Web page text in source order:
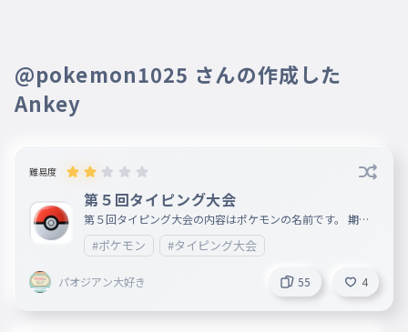
ね
025
026 は
は
027 ひ
ひ
028
ふ
へ
@pokemon1025 さんの作成した
Ankey
難易度
第５回タイピング大会
第５回タイピング大会の内容はポケモンの名前です。 期間
４月３日〜７月２日←自分の誕生日 ２回同じ名前のポケモ
ンがいたらコメントで教えてください（できれば） 【参加
条件】 ピン溜めのタイピングで準上級者以上のランクを
取る 前回のタイピング大会で１２位以上のこと（第４回
タイピング大会１位〜１２位に名前がある人のことです。）
ひらがなタイピングで８５０以上のスコアを取ること 一
つでも当てはまったらOKです ポケモンの名前の量は毎日増
#ポケモン #タイピング大会
パオジアン大好き 55 4